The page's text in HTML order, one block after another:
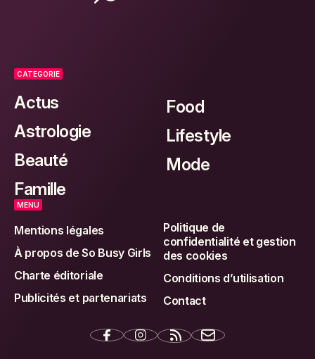
CATEGORIE
Actus
Astrologie
Beauté
Famille
Food
Lifestyle
Mode
MENU
Mentions légales
À propos de So Busy Girls
Charte éditoriale
Publicités et partenariats
Politique de
confidentialité et gestion
des cookies
Conditions d’utilisation
Contact